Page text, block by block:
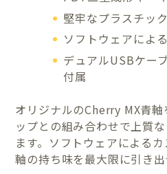
堅牢なプラスチッ
ソフトウェアによ
デュアルUSBケー
付属
オリジナルのCherry MX青
ップとの組み合わせで上質
ます。ソフトウェアによる
軸の持ち味を最大限に引き出